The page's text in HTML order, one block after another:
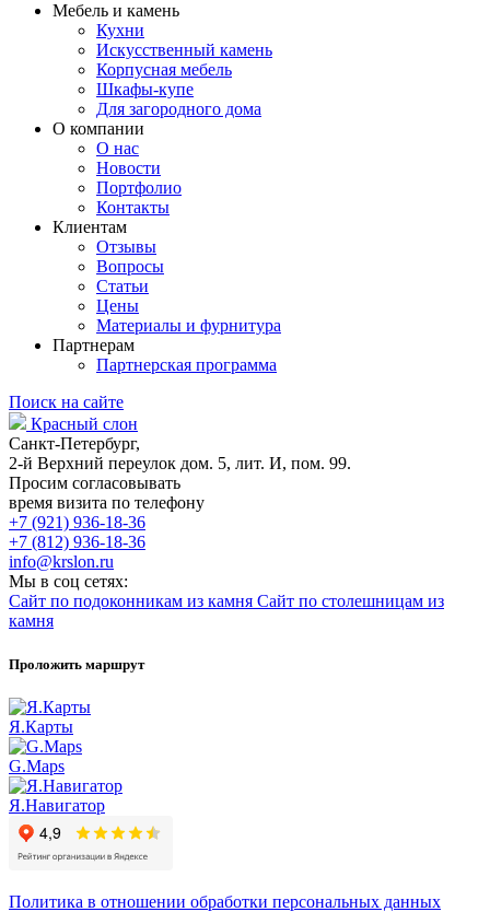
Мебель и камень
Кухни
Искусственный камень
Корпусная мебель
Шкафы-купе
Для загородного дома
О компании
О нас
Новости
Портфолио
Контакты
Клиентам
Отзывы
Вопросы
Статьи
Цены
Материалы и фурнитура
Партнерам
Партнерская программа
Поиск на сайте
Красный слон
Санкт-Петербург,
2-й Верхний переулок дом. 5, лит. И, пом. 99.
Просим согласовывать
время визита по телефону
+7 (921) 936-18-36
+7 (812) 936-18-36
info@krslon.ru
Мы в соц сетях:
Сайт по подоконникам из камня Сайт по столешницам из
камня
Проложить маршрут
Я.Карты
G.Maps
Я.Навигатор
Политика в отношении обработки персональных данных